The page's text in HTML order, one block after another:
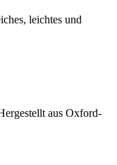
leichtes und
aus Oxford-